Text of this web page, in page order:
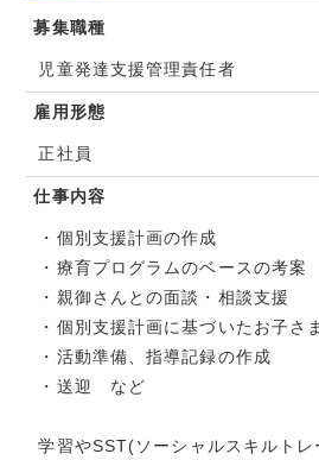
募集職種
児童発達支援管理責任者
雇用形態
正社員
仕事内容
・個別支援計画の作成
・療育プログラムのベースの考案
・親御さんとの面談・相談支援
・個別支援計画に基づいたお子さ
・活動準備、指導記録の作成
・送迎 など
学習やSST(ソーシャルスキルト